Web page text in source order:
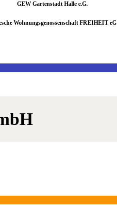
GEW Gartenstadt Halle e.G.
Wohnungsgenossenschaft FREIHEIT eG